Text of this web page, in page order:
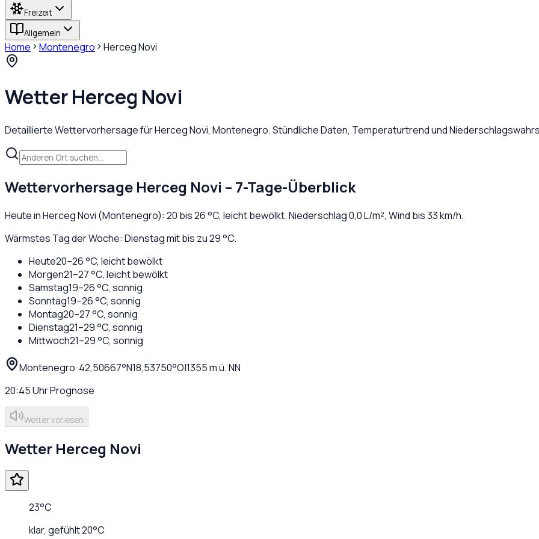
Freizeit
Allgemein
Home Montenegro Herceg Novi
WetterHerceg Novi
Detaillierte Wettervorhersage fürHerceg Novi, Montenegro. Stündliche Daten, Temperaturtrend und
Wettervorhersage Herceg Novi – 7-Tage-Überblick
Heute inHerceg Novi (Montenegro): 20 bis26°C, leicht bewölkt. Niederschlag0,0L/m², Wind bis33km/h.
Wärmstes Tag der Woche: Dienstag mit bis zu 29 °C.
Heute20–26°C, leicht bewölkt
Morgen21–27°C, leicht bewölkt
Samstag19–26°C, sonnig
Sonntag19–26°C, sonnig
Montag20–27°C, sonnig
Dienstag21–29°C, sonnig
Mittwoch21–29°C, sonnig
Montenegro··42,50667°N18,53750°O|1355m ü. NN
20:45UhrPrognose
Wetter vorlesen
Wetter Herceg Novi
23°C
klar, gefühlt20°C